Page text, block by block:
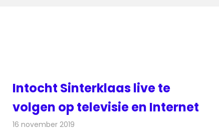
Intocht Sinterklaas live te
volgen op televisie en Internet
16 november 2019